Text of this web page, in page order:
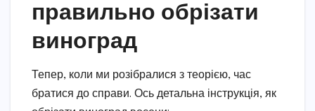
правильно обрізати
виноград
Тепер, коли ми розібралися з теорією, час
братися до справи. Ось детальна інструкція, як